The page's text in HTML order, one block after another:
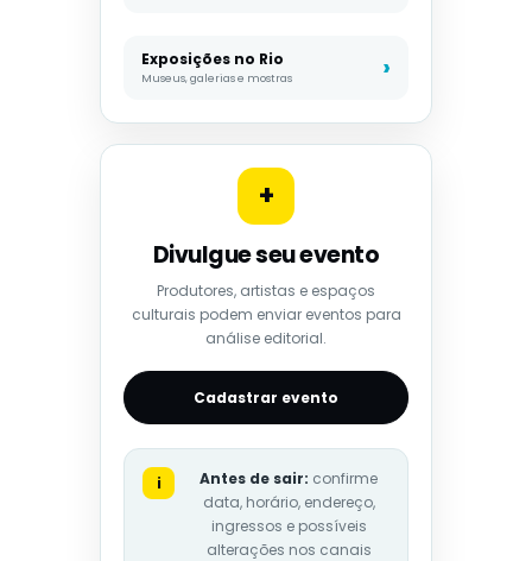
Exposições no Rio
Museus, galerias e mostras
+
Divulgue seu evento
Produtores, artistas e espaços
culturais podem enviar eventos para
análise editorial.
Cadastrar evento
i Antes de sair: confirme
data, horário, endereço,
ingressos e possíveis
alterações nos canais